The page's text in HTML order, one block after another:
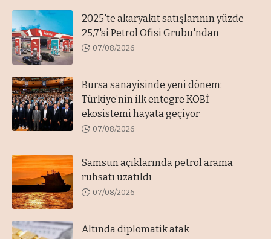
2025'te akaryakıt satışlarının yüzde
25,7'si Petrol Ofisi Grubu'ndan
07/08/2026
Bursa sanayisinde yeni dönem:
Türkiye’nin ilk entegre KOBİ
ekosistemi hayata geçiyor
07/08/2026
Samsun açıklarında petrol arama
ruhsatı uzatıldı
07/08/2026
Altında diplomatik atak